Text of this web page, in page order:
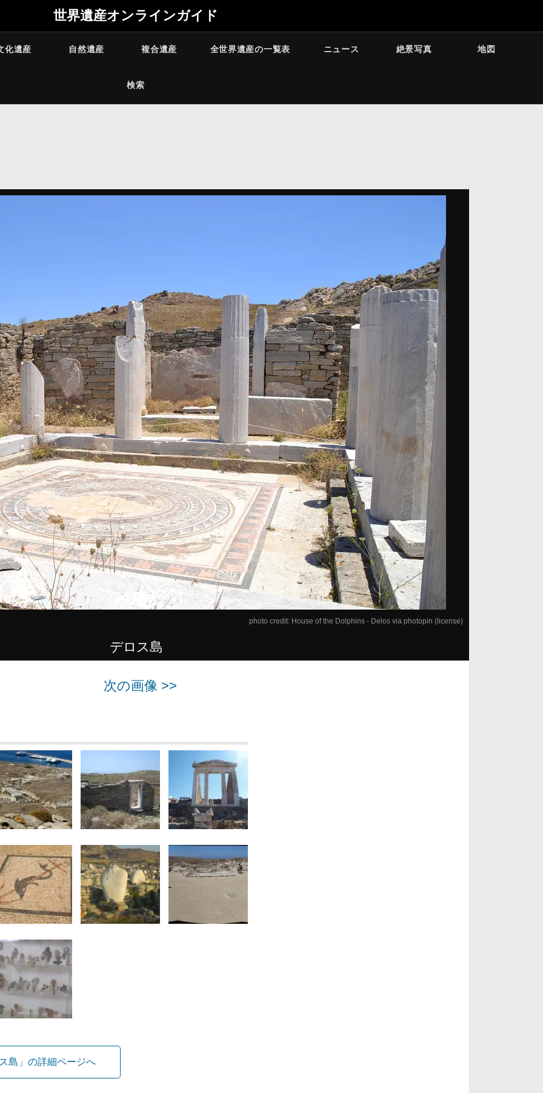
世界遺産オンラインガイド
化遺産 自然遺産 複合遺産 全世界遺産の一覧表 ニュース 絶景写真 地図
検索
photo credit: House of the Dolphins - Delos via photopin (license)
デロス島
次の画像 >>
島」の詳細ページへ